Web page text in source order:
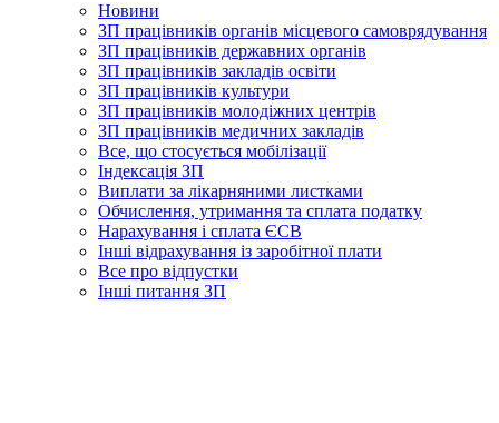
Новини
ЗП працівників органів місцевого самоврядування
ЗП працівників державних органів
ЗП працівників закладів освіти
ЗП працівників культури
ЗП працівників молодіжних центрів
ЗП працівників медичних закладів
Все, що стосується мобілізації
Індексація ЗП
Виплати за лікарняними листками
Обчислення, утримання та сплата податку
Нарахування і сплата ЄСВ
Інші відрахування із заробітної плати
Все про відпустки
Інші питання ЗП